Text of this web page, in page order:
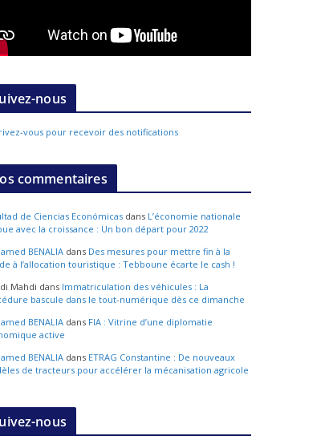
nous
vous pour recevoir des notifications
commentaires
de Ciencias Económicas dans L’économie nationale
avec la croissance : Un bon départ pour 2022
BENALIA dans Des mesures pour mettre fin à la
à l’allocation touristique : Tebboune écarte le cash !
Mahdi dans Immatriculation des véhicules : La
bascule dans le tout-numérique dès ce dimanche
BENALIA dans FIA : Vitrine d’une diplomatie
active
BENALIA dans ETRAG Constantine : De nouveaux
de tracteurs pour accélérer la mécanisation agricole
nous